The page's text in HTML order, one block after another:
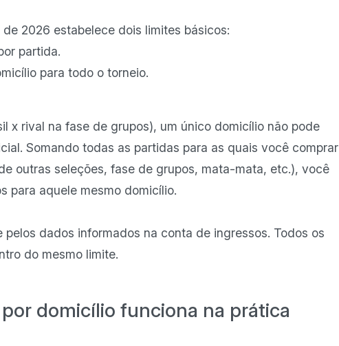
2026 estabelece dois limites básicos:
partida.
para todo o torneio.
x rival na fase de grupos), um único domicílio não pode
Somando todas as partidas para as quais você comprar
outras seleções, fase de grupos, mata-mata, etc.), você
para aquele mesmo domicílio.
dados informados na conta de ingressos. Todos os
do mesmo limite.
domicílio funciona na prática